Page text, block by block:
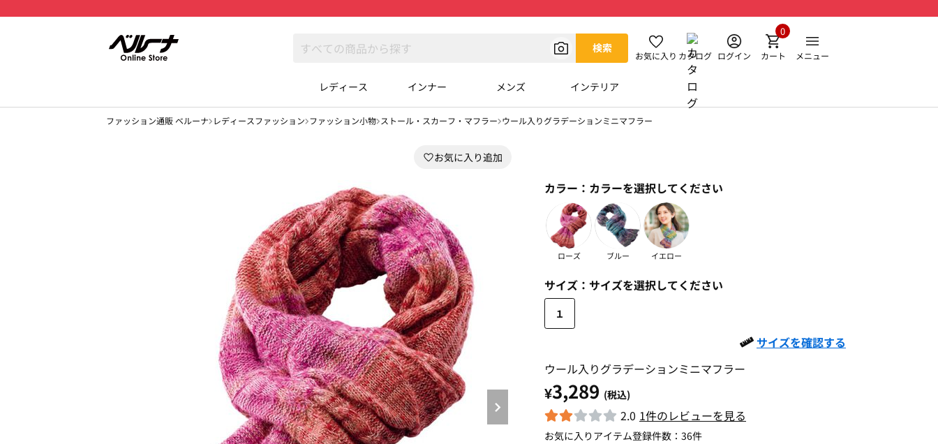
検索
お気に入り カタログ ログイン カート
0
メニュー
レディース インナー メンズ インテリア
ファッション通販 ベルーナ レディースファッション ファッション小物 ストール・スカーフ・マフラー ウール入りグラデーションミニマフラー
カラー： カラーを選択してください
ローズ ブルー イエロー
サイズ： サイズを選択してください
１
サイズを確認する
ウール入りグラデーションミニマフラー
¥3,289 (税込)
2.0 1件のレビューを見る
お気に入りアイテム登録件数： 36件